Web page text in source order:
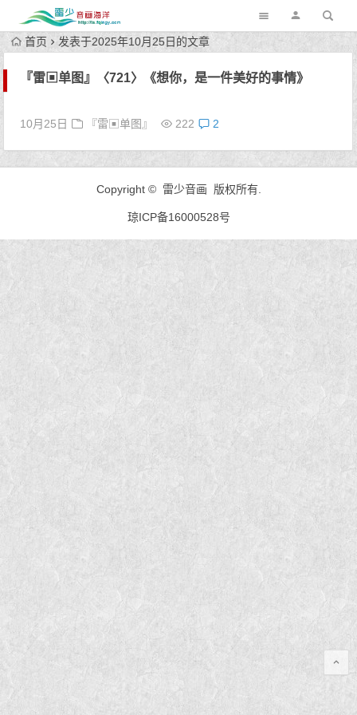
首页 发表于2025年10月25日的文章
『雷▣单图』〈721〉《想你，是一件美好的事情》
10月25日 『雷▣单图』 222 2
Copyright © 雷少音画 版权所有.
琼ICP备16000528号